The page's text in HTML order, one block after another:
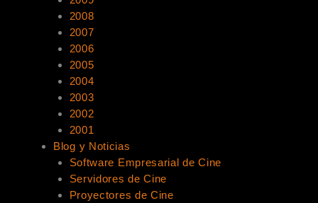
2008
2007
2006
2005
2004
2003
2002
2001
Blog y Noticias
Software Empresarial de Cine
Servidores de Cine
Proyectores de Cine